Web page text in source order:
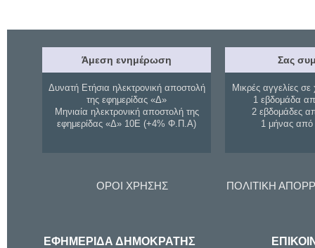
Άμεση ενημέρωση
Δυνατή Ετήσια ηλεκτρονική αποστολή
της εφημερίδας «Δ»
Μηνιαία ηλεκτρονική αποστολή της
εφημερίδας «Δ» 10Ε (+4% Φ.Π.Α)
Σας
Μικρές αγγελίες σε
1 εβδομάδα
2 εβδομάδες
1 μήνας
ΟΡΟΙ ΧΡΗΣΗΣ ΠΟΛΙΤΙΚΗ
ΕΦΗΜΕΡΙΔΑ ΔΗΜΟΚΡΑΤΗΣ